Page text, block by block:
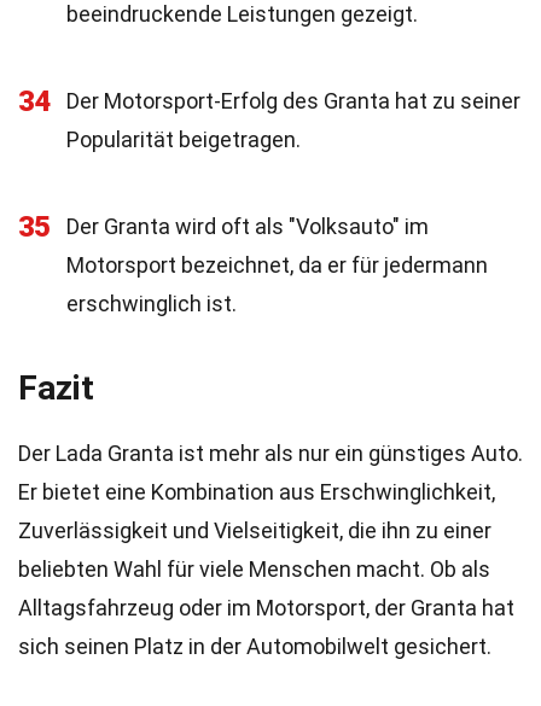
beeindruckende Leistungen gezeigt.
34
Der Motorsport-Erfolg des Granta hat zu seiner
Popularität beigetragen.
35
Der Granta wird oft als "Volksauto" im
Motorsport bezeichnet, da er für jedermann
erschwinglich ist.
Fazit
Der Lada Granta ist mehr als nur ein günstiges Auto.
Er bietet eine Kombination aus Erschwinglichkeit,
Zuverlässigkeit und Vielseitigkeit, die ihn zu einer
beliebten Wahl für viele Menschen macht. Ob als
Alltagsfahrzeug oder im Motorsport, der Granta hat
sich seinen Platz in der Automobilwelt gesichert.